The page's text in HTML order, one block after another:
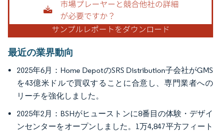
最近の業界動向
2025年6月：Home DepotのSRS Distribution子会社がGMS
を43億米ドルで買収することに合意し、専門業者への
リーチを強化しました。
2025年2月：BSHがヒューストンに8番目の体験・デザイ
ンセンターをオープンしました。1万4,847平方フィート